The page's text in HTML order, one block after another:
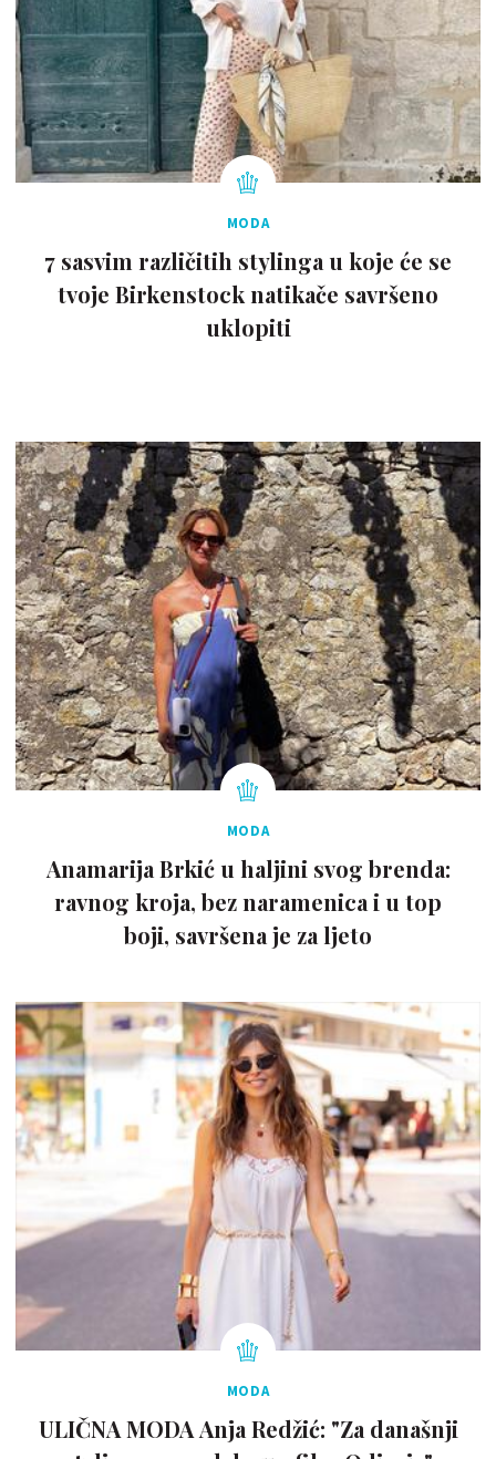
MODA
7 sasvim različitih stylinga u koje će se
tvoje Birkenstock natikače savršeno
uklopiti
MODA
Anamarija Brkić u haljini svog brenda:
ravnog kroja, bez naramenica i u top
boji, savršena je za ljeto
MODA
ULIČNA MODA Anja Redžić: "Za današnji